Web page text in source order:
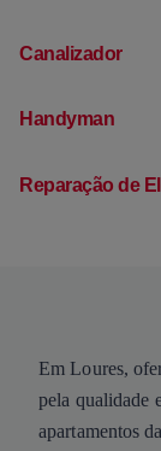
Canalizador
Handyman
Reparação de
Em Loures,
pela qualidade
apartamentos